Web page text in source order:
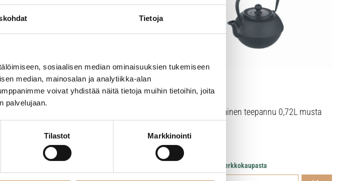
Tietoja
sosiaalisen median ominaisuuksien tukemiseen
median, mainosalan ja analytiikka-alan
voivat yhdistää näitä tietoja muihin tietoihin, joita
palvelujaan.
Tilastot Markkinointi
Ibili valurautainen teepannu 0,72L musta
51,90
Heti saatavilla verkkokaupasta